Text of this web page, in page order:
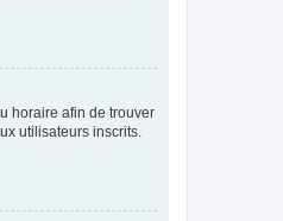
horaire afin de trouver
utilisateurs inscrits.